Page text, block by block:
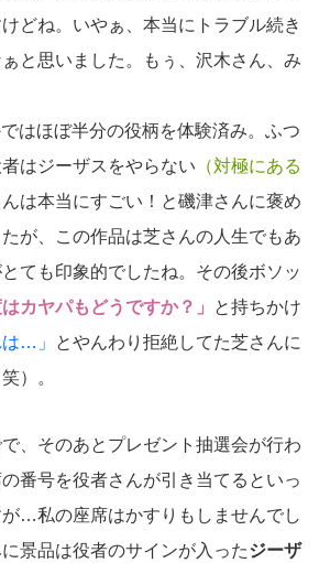
どね。いやぁ、本当にトラブル続き
と思いました。もぅ、沢木さん、み
はほぼ半分の役柄を体験済み。ふつ
はジーザスをやらない （対極にある
は本当にすごい！と磯津さんに褒め
が、この作品は芝さんの人生でもあ
ても印象的でしたね。その後ボソッ
はカヤパもどうですか？」
と持ちかけ
は…」
とやんわり拒絶してた芝さんに
）。
、そのあとプレゼント抽選会が行わ
番号を役者さんが引き当てるといっ
…私の座席はかすりもしませんでし
景品は役者のサインが入ったジーザ